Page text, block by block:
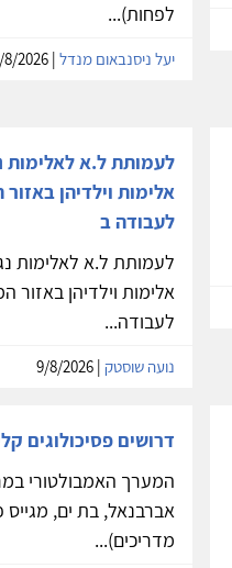
לפחות)...
יעל ניסנבאום מנדל| 9/8/2026
לעמותת ל.א לאלימות
אלימות וילדיהן
לעבודה ב
לעמותת ל.א לאלימות
אלימות וילדיהן
לעבודה...
נועה שוסטק| 9/8/2026
דרושים פסיכולוגים
המערך האמבולטורי
אברבנאל, בת ים, מגייס
מדריכים)...